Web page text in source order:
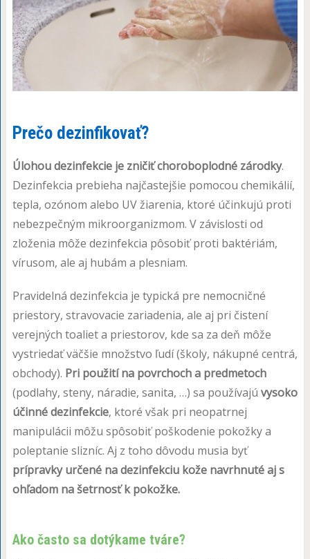
Prečo dezinfikovať?
Úlohou dezinfekcie je zničiť choroboplodné zárodky.
Dezinfekcia prebieha najčastejšie pomocou chemikálií,
tepla, ozónom alebo UV žiarenia, ktoré účinkujú proti
nebezpečným mikroorganizmom. V závislosti od
zloženia môže dezinfekcia pôsobiť proti baktériám,
vírusom, ale aj hubám a plesniam.
Pravidelná dezinfekcia je typická pre nemocničné
priestory, stravovacie zariadenia, ale aj pri čistení
verejných toaliet a priestorov, kde sa za deň môže
vystriedať väčšie množstvo ľudí (školy, nákupné centrá,
obchody). Pri použití na povrchoch a predmetoch
(podlahy, steny, náradie, sanita, …) sa používajú vysoko
účinné dezinfekcie, ktoré však pri neopatrnej
manipulácii môžu spôsobiť poškodenie pokožky a
poleptanie slizníc. Aj z toho dôvodu musia byť
prípravky určené na dezinfekciu kože navrhnuté aj s
ohľadom na šetrnosť k pokožke.
Ako často sa dotýkame tváre?